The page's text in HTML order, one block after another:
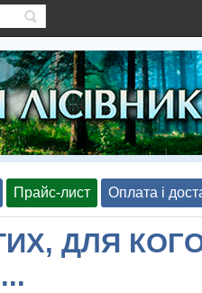
Прайс-лист Оплата і
ДЛЯ